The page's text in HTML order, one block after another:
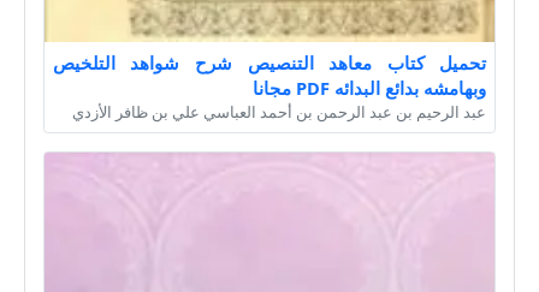
تحميل كتاب معاهد التنصيص شرح شواهد التلخيص
وبهامشه بدائع البدائه PDF مجانا
عبد الرحيم بن عبد الرحمن بن أحمد العباسي علي بن ظافر الأزدي